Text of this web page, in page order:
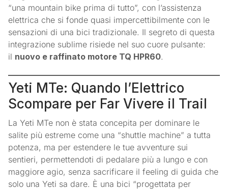
“una mountain bike prima di tutto”, con l’assistenza
elettrica che si fonde quasi impercettibilmente con le
sensazioni di una bici tradizionale. Il segreto di questa
integrazione sublime risiede nel suo cuore pulsante:
il nuovo e raffinato motore TQ HPR60.
Yeti MTe: Quando l’Elettrico
Scompare per Far Vivere il Trail
La Yeti MTe non è stata concepita per dominare le
salite più estreme come una “shuttle machine” a tutta
potenza, ma per estendere le tue avventure sui
sentieri, permettendoti di pedalare più a lungo e con
maggiore agio, senza sacrificare il feeling di guida che
solo una Yeti sa dare. È una bici “progettata per